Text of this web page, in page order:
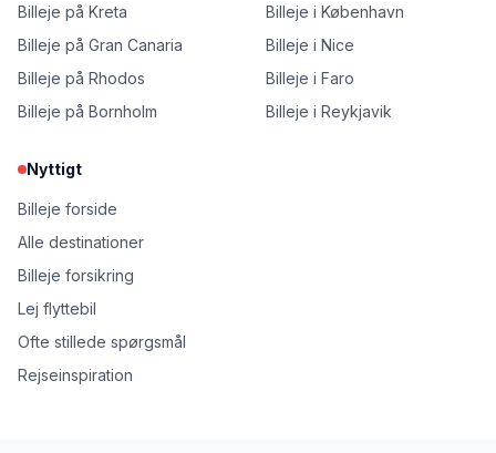
Billeje på Kreta
Billeje på Gran Canaria
Billeje på Rhodos
Billeje på Bornholm
Billeje i København
Billeje i Nice
Billeje i Faro
Billeje i Reykjavik
Nyttigt
Billeje forside
Alle destinationer
Billeje forsikring
Lej flyttebil
Ofte stillede spørgsmål
Rejseinspiration